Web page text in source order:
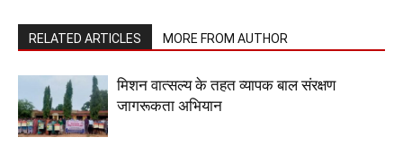
RELATED ARTICLES MORE FROM AUTHOR
मिशन वात्सल्य के तहत व्यापक बाल संरक्षण
जागरूकता अभियान